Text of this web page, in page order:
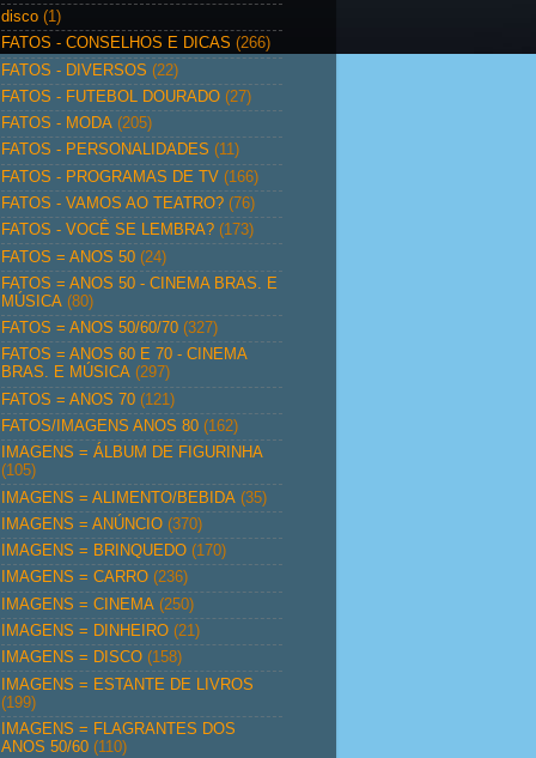
disco (1)
FATOS - CONSELHOS E DICAS (266)
FATOS - DIVERSOS (22)
FATOS - FUTEBOL DOURADO (27)
FATOS - MODA (205)
FATOS - PERSONALIDADES (11)
FATOS - PROGRAMAS DE TV (166)
FATOS - VAMOS AO TEATRO? (76)
FATOS - VOCÊ SE LEMBRA? (173)
FATOS = ANOS 50 (24)
FATOS = ANOS 50 - CINEMA BRAS. E
MÚSICA (80)
FATOS = ANOS 50/60/70 (327)
FATOS = ANOS 60 E 70 - CINEMA
BRAS. E MÚSICA (297)
FATOS = ANOS 70 (121)
FATOS/IMAGENS ANOS 80 (162)
IMAGENS = ÁLBUM DE FIGURINHA
(105)
IMAGENS = ALIMENTO/BEBIDA (35)
IMAGENS = ANÚNCIO (370)
IMAGENS = BRINQUEDO (170)
IMAGENS = CARRO (236)
IMAGENS = CINEMA (250)
IMAGENS = DINHEIRO (21)
IMAGENS = DISCO (158)
IMAGENS = ESTANTE DE LIVROS
(199)
IMAGENS = FLAGRANTES DOS
ANOS 50/60 (110)